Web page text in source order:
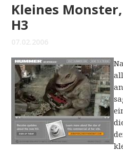
Kleines
H3
07.02.2006